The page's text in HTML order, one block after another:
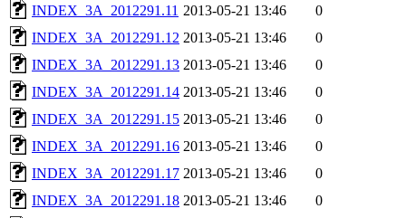
INDEX_3A_2012291.11 2013-05-21 13:46
0
INDEX_3A_2012291.12 2013-05-21 13:46
0
INDEX_3A_2012291.13 2013-05-21 13:46
0
INDEX_3A_2012291.14 2013-05-21 13:46
0
INDEX_3A_2012291.15 2013-05-21 13:46
0
INDEX_3A_2012291.16 2013-05-21 13:46
0
INDEX_3A_2012291.17 2013-05-21 13:46
0
INDEX_3A_2012291.18 2013-05-21 13:46
0